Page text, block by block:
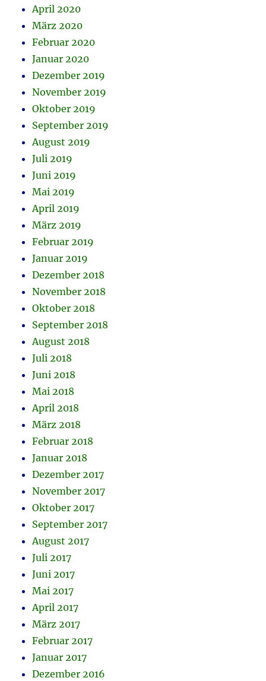
April 2020
März 2020
Februar 2020
Januar 2020
Dezember 2019
November 2019
Oktober 2019
September 2019
August 2019
Juli 2019
Juni 2019
Mai 2019
April 2019
März 2019
Februar 2019
Januar 2019
Dezember 2018
November 2018
Oktober 2018
September 2018
August 2018
Juli 2018
Juni 2018
Mai 2018
April 2018
März 2018
Februar 2018
Januar 2018
Dezember 2017
November 2017
Oktober 2017
September 2017
August 2017
Juli 2017
Juni 2017
Mai 2017
April 2017
März 2017
Februar 2017
Januar 2017
Dezember 2016